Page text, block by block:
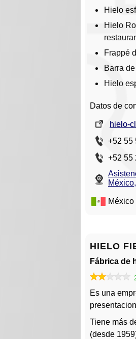
Hielo
Hielo
Frappé
Barra
Hielo
Datos de
hielo-
+52 55
+52 55
México
HIELO
Fábrica de
Es una
Tiene más
(desde